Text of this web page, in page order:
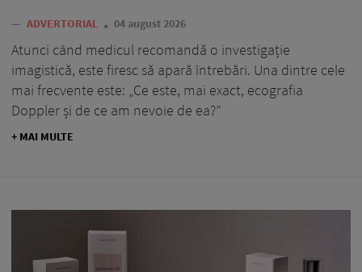
— ADVERTORIAL 04 august 2026
Atunci când medicul recomandă o investigație
imagistică, este firesc să apară întrebări. Una dintre cele
mai frecvente este: „Ce este, mai exact, ecografia
Doppler și de ce am nevoie de ea?”
+ MAI MULTE